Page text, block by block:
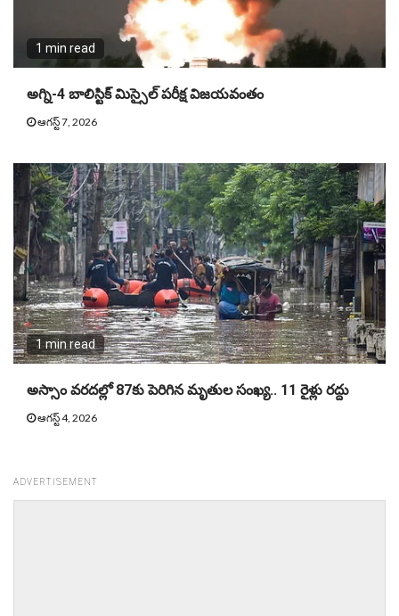
1 min read
అగ్ని-4 బాలిస్టిక్ మిస్సైల్ పరీక్ష విజయవంతం
ఆగస్ట్ 7, 2026
1 min read
అస్సాం వరదల్లో 87కు పెరిగిన మృతుల సంఖ్య.. 11 రైళ్లు రద్దు
ఆగస్ట్ 4, 2026
ADVERTISEMENT